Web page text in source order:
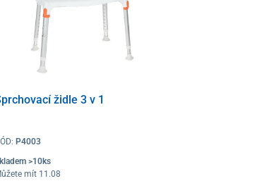
židle 3 v 1
P4003
>10ks
mít 11.08